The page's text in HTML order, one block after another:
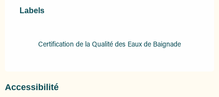
Labels
Labels
Certification de la Qualité des Eaux de Baignade
Accessibilité